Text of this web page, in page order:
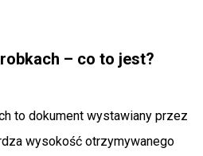
– co to jest?
to dokument wystawiany przez
wysokość otrzymywanego